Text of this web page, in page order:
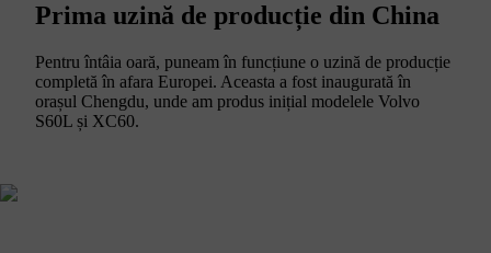
Prima uzină de producție din China
Pentru întâia oară, puneam în funcțiune o uzină de producție
completă în afara Europei. Aceasta a fost inaugurată în
orașul Chengdu, unde am produs inițial modelele Volvo
S60L și XC60.